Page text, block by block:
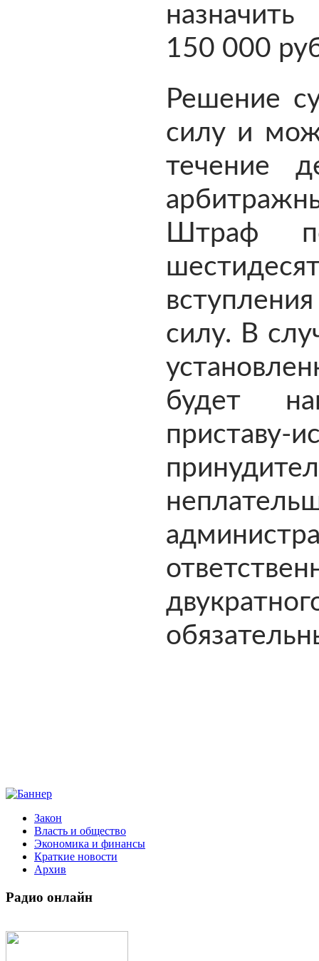
150 000
Решение
силу и
течение
Штраф
силу. В
будет
Закон
Власть и общество
Экономика и финансы
Краткие новости
Архив
Радио онлайн